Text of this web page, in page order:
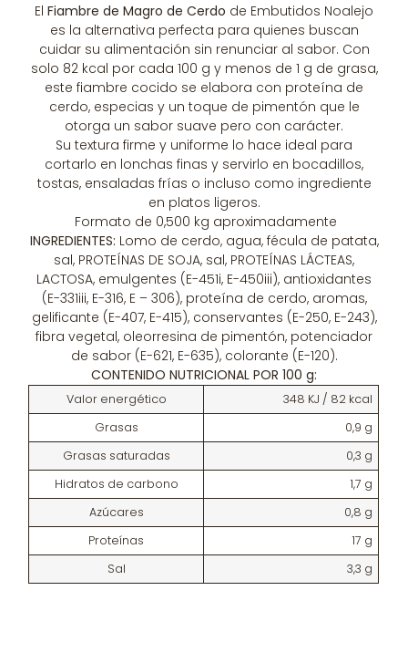
El Fiambre de Magro de Cerdo de Embutidos Noalejo
es la alternativa perfecta para quienes buscan
cuidar su alimentación sin renunciar al sabor. Con
solo 82 kcal por cada 100 g y menos de 1 g de grasa,
este fiambre cocido se elabora con proteína de
cerdo, especias y un toque de pimentón que le
otorga un sabor suave pero con carácter.
Su textura firme y uniforme lo hace ideal para
cortarlo en lonchas finas y servirlo en bocadillos,
tostas, ensaladas frías o incluso como ingrediente
en platos ligeros.
Formato de 0,500 kg aproximadamente
INGREDIENTES: Lomo de cerdo, agua, fécula de patata,
sal, PROTEÍNAS DE SOJA, sal, PROTEÍNAS LÁCTEAS,
LACTOSA, emulgentes (E-451i, E-450iii), antioxidantes
(E-331iii, E-316, E – 306), proteína de cerdo, aromas,
gelificante (E-407, E-415), conservantes (E-250, E-243),
fibra vegetal, oleorresina de pimentón, potenciador
de sabor (E-621, E-635), colorante (E-120).
CONTENIDO NUTRICIONAL POR 100 g:
Valor energético
348 KJ / 82 kcal
Grasas
0,9 g
Grasas saturadas
0,3 g
Hidratos de carbono
1,7 g
Azúcares
0,8 g
Proteínas
17 g
Sal
3,3 g